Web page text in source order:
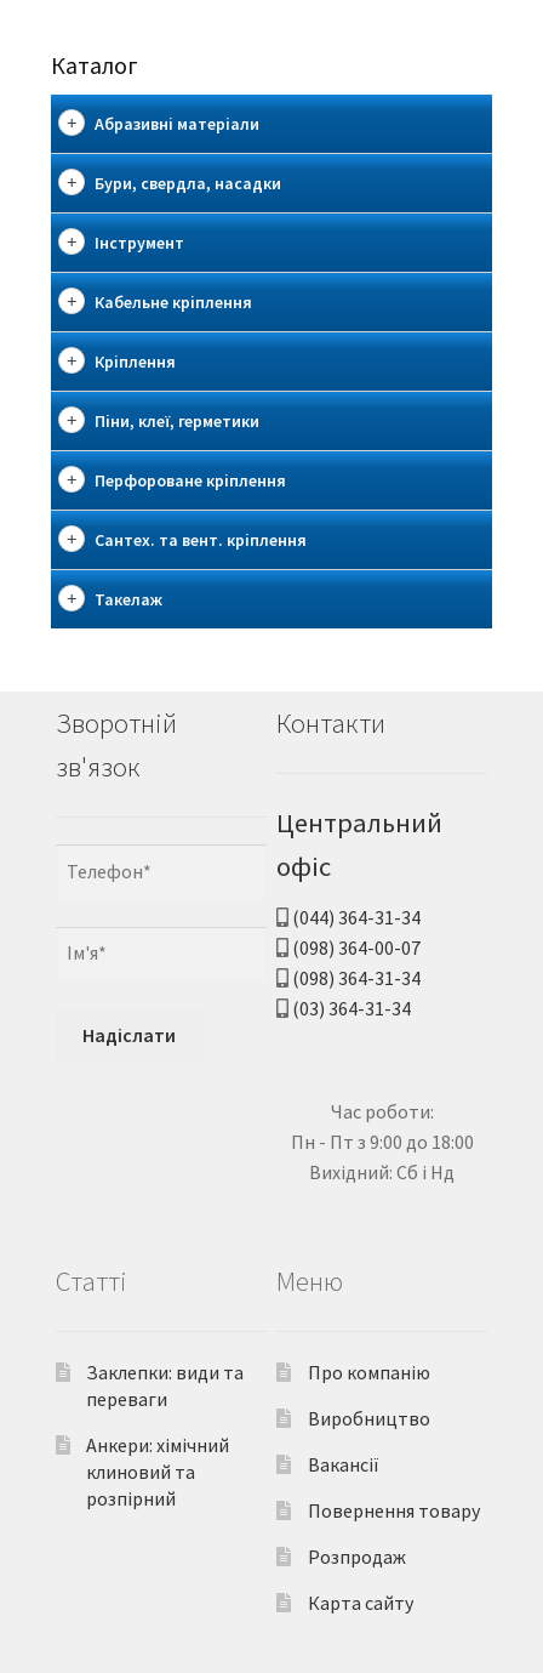
Каталог
Абразивні матеріали
Бури, свердла, насадки
Інструмент
Кабельне кріплення
Кріплення
Піни, клеї, герметики
Перфороване кріплення
Сантех. та вент. кріплення
Такелаж
Зворотній
зв'язок
Контакти
Центральний
офіс
(044) 364-31-34
(098) 364-00-07
(098) 364-31-34
(03) 364-31-34
Час роботи:
Пн - Пт з 9:00 до 18:00
Вихідний: Сб і Нд
Статті
Заклепки: види та
переваги
Анкери: хімічний
клиновий та
розпірний
Меню
Про компанію
Виробництво
Вакансії
Повернення товару
Розпродаж
Карта сайту